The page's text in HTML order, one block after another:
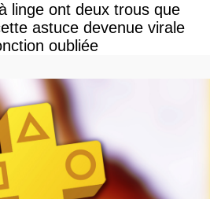
linge ont deux trous que
astuce devenue virale
oubliée